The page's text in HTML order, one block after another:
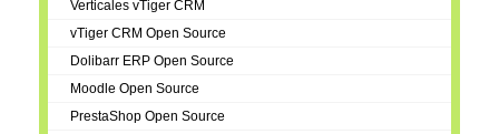
Verticales vTiger CRM
vTiger CRM Open Source
Dolibarr ERP Open Source
Moodle Open Source
PrestaShop Open Source